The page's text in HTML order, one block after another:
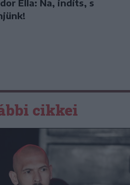
Ella: Na, indíts, s
cikkei